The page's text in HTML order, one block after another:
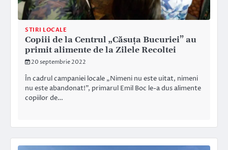
STIRI LOCALE
Copiii de la Centrul „Căsuța Bucuriei” au
primit alimente de la Zilele Recoltei
20 septembrie 2022
În cadrul campaniei locale „Nimeni nu este uitat, nimeni
nu este abandonat!”, primarul Emil Boc le-a dus alimente
copiilor de…